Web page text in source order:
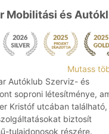
Mobilitási és
Mutass
Autóklub Szerviz- és
soproni létesítménye,
Kristóf utcában található,
biztosít
tulajdonosok részére.